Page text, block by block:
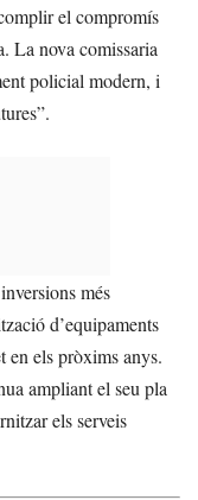
el compromís
La nova comissaria
policial modern, i
més
d’equipaments
en els pròxims anys.
ampliant el seu pla
els serveis